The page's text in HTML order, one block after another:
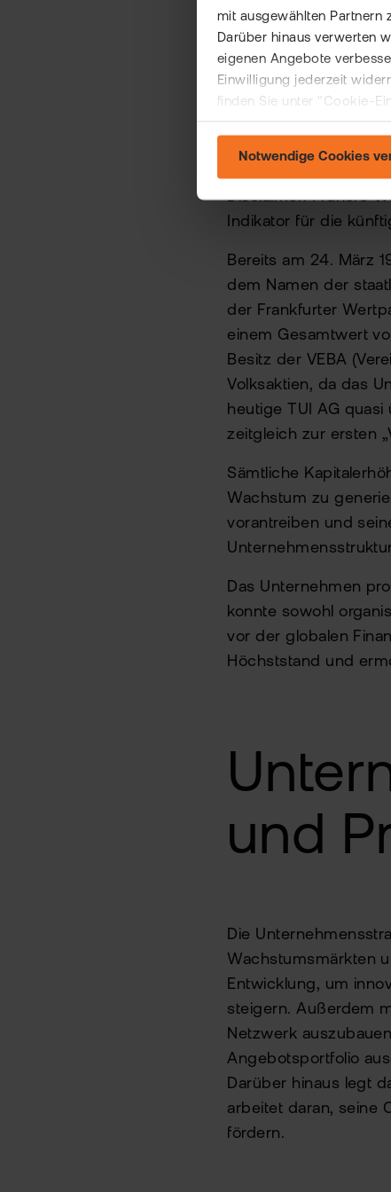
mit ausgewählten Partnern
Darüber hinaus verwerten
eigenen Angebote
Einwilligung jederzeit
finden Sie unter "Cookie-
Notwendige Cookies
Der
Disclaimer: Frühere
Indikator für die
Bereits am 24. März
dem Namen der
der Frankfurter
einem Gesamtwert
Besitz der VEBA
Volksaktien, da das
heutige TUI AG
zeitgleich zur ersten
Sämtliche
Wachstum zu
vorantreiben und
Das Unternehmen
konnte sowohl
vor der globalen
Höchststand und
und
Die
Wachstumsmärkten
Entwicklung, um
steigern. Außerdem
Netzwerk
Angebotsportfolio
Darüber hinaus legt
arbeitet daran, seine
fördern.